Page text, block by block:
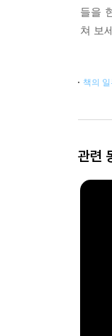
들을
쳐 보
책의
관련